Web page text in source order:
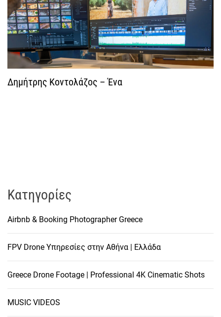
θ
ρ
ω
ν
Δημήτρης Κοντολάζος – Ένα
Kατηγορίες
Airbnb & Booking Photographer Greece
FPV Drone Υπηρεσίες στην Αθήνα | Ελλάδα
Greece Drone Footage | Professional 4K Cinematic Shots
MUSIC VIDEOS